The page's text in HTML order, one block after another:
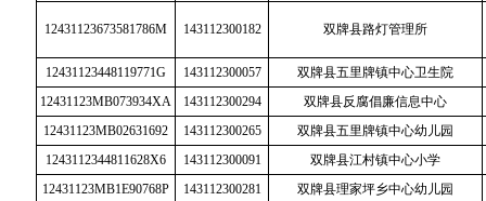
12431123673581786M 143112300182 双牌县路灯管理所
12431123448119771G 143112300057
双牌县五里牌镇中心卫生院
12431123MB073934XA
143112300294
双牌县反腐倡廉信息中心
12431123MB02631692
143112300265
双牌县五里牌镇中心幼儿园
1243112344811628X6
143112300091
双牌县江村镇中心小学
12431123MB1E90768P
143112300281
双牌县理家坪乡中心幼儿园